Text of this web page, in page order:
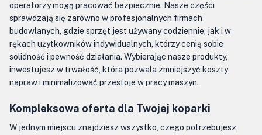
operatorzy mogą pracować bezpiecznie. Nasze części
sprawdzają się zarówno w profesjonalnych firmach
budowlanych, gdzie sprzęt jest używany codziennie, jak i w
rękach użytkowników indywidualnych, którzy cenią sobie
solidność i pewność działania. Wybierając nasze produkty,
inwestujesz w trwałość, która pozwala zmniejszyć koszty
napraw i minimalizować przestoje w pracy maszyn.
Kompleksowa oferta dla Twojej koparki
W jednym miejscu znajdziesz wszystko, czego potrzebujesz,